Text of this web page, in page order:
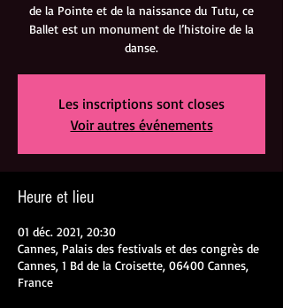
de la Pointe et de la naissance du Tutu, ce
Ballet est un monument de l’histoire de la
danse.
Les inscriptions sont closes
Voir autres événements
Heure et lieu
01 déc. 2021, 20:30
Cannes, Palais des festivals et des congrès de
Cannes, 1 Bd de la Croisette, 06400 Cannes,
France